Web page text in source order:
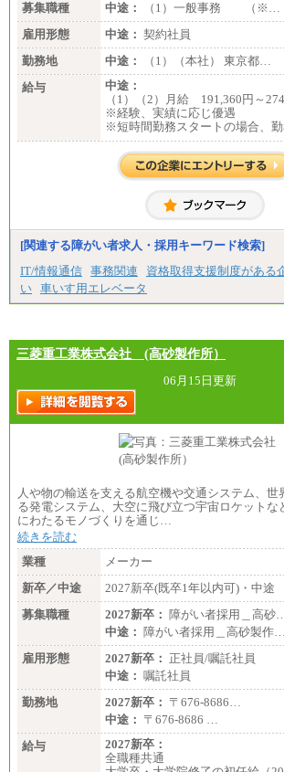
募集職種
中途：
（1）一般事務 （※…
雇用形態
中途： 契約社員
勤務地
中途：
（1）（本社） 東京都…
給与
中途：
（1）（2）月給 191,360円～
※経験、実績に応じ優遇
※短時間勤務スタートの場合、
[関連する障がい者求人・採用キーワード検索]
IT/情報通信 事務関連 資格取得支援制度がある
い 車いす用エレベータ
三菱重工業株式会社 (高砂製作所）
06月15日更新
人や物の輸送を支える航空機や交通システム、世
る発電システム、大空に飛び立つ宇宙ロケットな
にわたるモノづくりを通じ…
続きを読む
業種
メーカー
新卒／中途
2027新卒(既卒1年以内可)・中途
募集職種
2027新卒： 障がい者採用＿高砂
中途： 障がい者採用＿高砂製作…
雇用形態
2027新卒： 正社員/嘱託社員
中途： 嘱託社員
勤務地
2027新卒： 〒676-8686…
中途： 〒676-8686 …
給与
2027新卒：
全職種共通